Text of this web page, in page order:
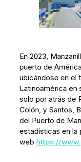
En 2023,
puerto de
ubicándose en el
Latinoamérica en
solo por atrás de
Colón, y Santos,
del Puerto de
estadísticas en la
web https://